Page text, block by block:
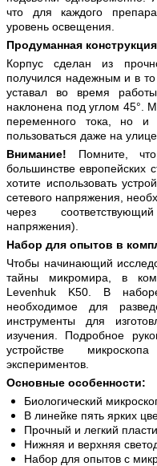
что для каждого
уровень освещения.
Продуманная конструкция
Корпус сделан из
получился надежным и в
уставал во время
наклонена под углом 45°.
переменного тока, но
пользоваться даже на улице.
Внимание! Помните,
большинстве европейских
хотите использовать
сетевого напряжения,
через
напряжения).
Набор для опытов в
Чтобы начинающий
тайны микромира, в
Levenhuk K50. В
необходимое для
инструменты для
изучения. Подробное
устройстве
экспериментов.
Основные особенности:
Биологический
В линейке пять ярких
Прочный и легкий
Нижняя и верхняя
Набор для опытов с